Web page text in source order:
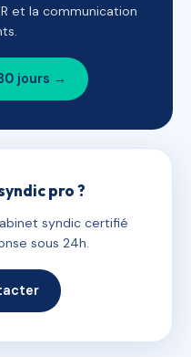
et la communication
jours →
pro ?
syndic certifié
sous 24h.